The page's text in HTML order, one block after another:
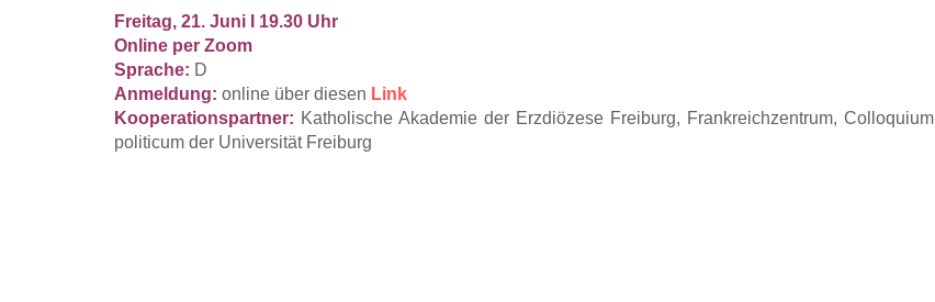
Freitag, 21. Juni I 19.30 Uhr
Online per Zoom
Sprache: D
Anmeldung: online über diesen Link
Kooperationspartner: Katholische Akademie der Erzdiözese Freiburg, Frankreichzentrum, Colloquium
politicum der Universität Freiburg